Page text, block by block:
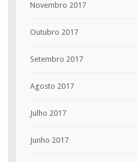
Novembro 2017
Outubro 2017
Setembro 2017
Agosto 2017
Julho 2017
Junho 2017